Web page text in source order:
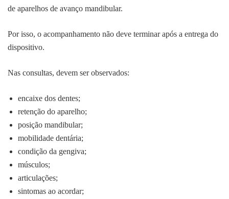
de aparelhos de avanço mandibular.
Por isso, o acompanhamento não deve terminar após a entrega do
dispositivo.
Nas consultas, devem ser observados:
encaixe dos dentes;
retenção do aparelho;
posição mandibular;
mobilidade dentária;
condição da gengiva;
músculos;
articulações;
sintomas ao acordar;